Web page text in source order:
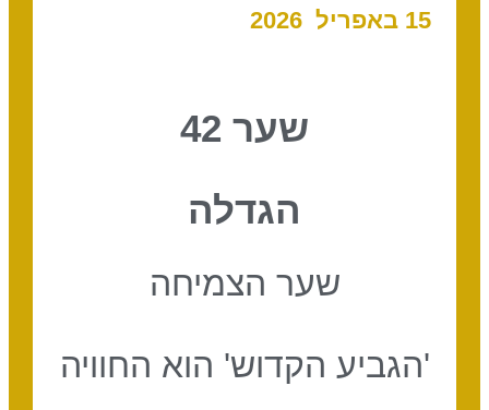
15 באפריל 2026
שער 42
הגדלה
שער הצמיחה
'הגביע הקדוש' הוא החוויה